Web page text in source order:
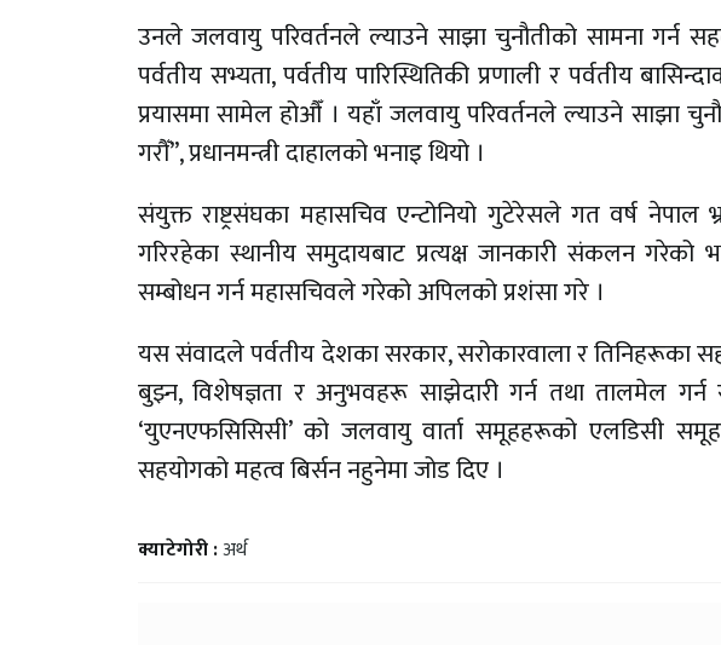
उनले जलवायु परिवर्तनले ल्याउने साझा चुनौतीको सामना गर्न
पर्वतीय सभ्यता, पर्वतीय पारिस्थितिकी प्रणाली र पर्वतीय
प्रयासमा सामेल होऔँ । यहाँ जलवायु परिवर्तनले ल्याउने साझा
गरौँ”, प्रधानमन्त्री दाहालको भनाइ थियो ।
संयुक्त राष्ट्रसंघका महासचिव एन्टोनियो गुटेरेसले गत वर्ष नेपाल
गरिरहेका स्थानीय समुदायबाट प्रत्यक्ष जानकारी संकलन गरेको
सम्बोधन गर्न महासचिवले गरेको अपिलको प्रशंसा गरे ।
यस संवादले पर्वतीय देशका सरकार, सरोकारवाला र तिनिहरूका
बुझ्न, विशेषज्ञता र अनुभवहरू साझेदारी गर्न तथा तालमेल गर्न
‘युएनएफसिसिसी’ को जलवायु वार्ता समूहहरूको एलडिसी
सहयोगको महत्व बिर्सन नहुनेमा जोड दिए ।
क्याटेगोरी :अर्थ